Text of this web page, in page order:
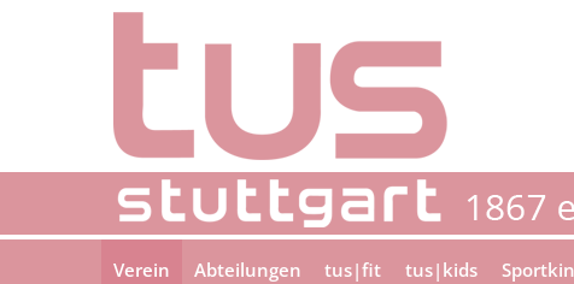
Verein Abteilungen tus|fit tus|kids